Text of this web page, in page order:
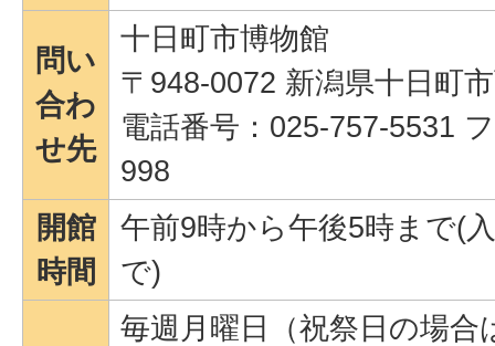
問い
合わ
せ先
十日町市博物館
〒948-0072 新潟県十日町
電話番号：025-757-5531
998
開館
時間
午前9時から午後5時まで(
で)
毎週月曜日（祝祭日の場合